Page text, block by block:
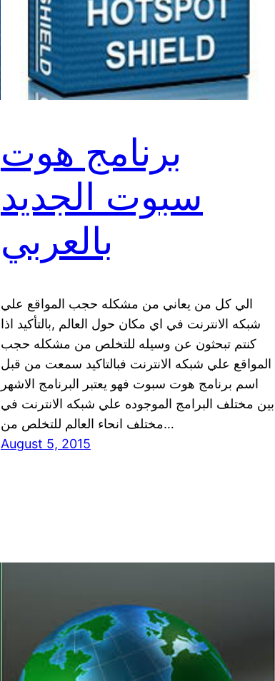
برنامج هوت
سبوت الجديد
بالعربي
الي كل من يعاني من مشكله حجب المواقع علي
شبكه الانترنت في اي مكان حول العالم ,بالتأكيد اذا
كنتم تبحثون عن وسيله للتخلص من مشكله حجب
المواقع علي شبكه الانترنت فبالتاكيد سمعت من قبل
اسم برنامج هوت سبوت فهو يعتبر البرنامج الاشهر
بين مختلف البرامج الموجوده علي شبكه الانترنت في
مختلف انحاء العالم للتخلص من…
August 5, 2015